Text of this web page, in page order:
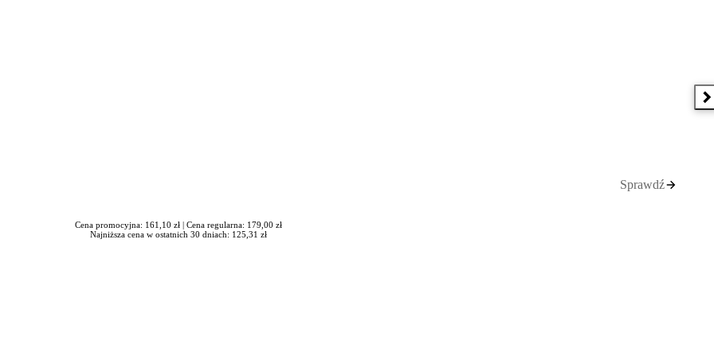
Radosław Tymiński - otwiera się w nowym oknie
Sprawdź
Cena promocyjna: 161,10 zł | Cena regularna: 179,00 zł
Najniższa cena w ostatnich 30 dniach: 125,31 zł